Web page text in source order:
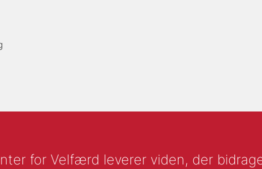
for Velfærd leverer viden, der